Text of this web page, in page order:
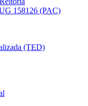
158126 (PAC)
(TED)